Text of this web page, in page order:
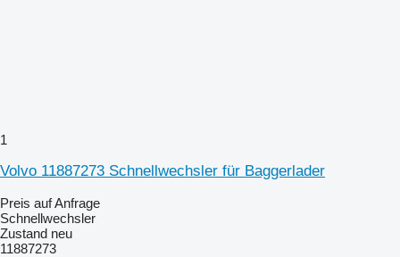
1
Volvo 11887273 Schnellwechsler für Baggerlader
Preis auf Anfrage
Schnellwechsler
Zustand neu
11887273